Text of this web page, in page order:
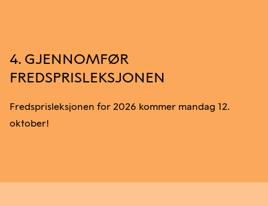
4. GJENNOMFØR
FREDSPRISLEKSJONEN
Fredsprisleksjonen for 2026 kommer mandag 12.
oktober!